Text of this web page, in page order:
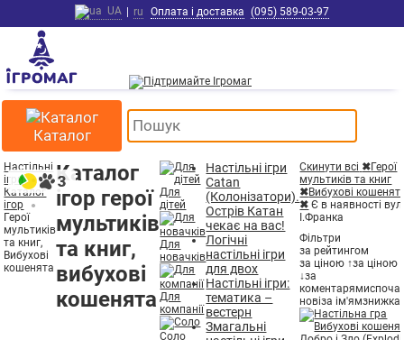
UA | ru Оплата і доставка (095) 589-03-97
Каталог
Настільні
ігри
Каталог
ігор
Герої
мультиків
та книг,
Вибухові
кошенята
Каталог
ігор герої
мультиків
та книг,
вибухові
кошенята
Для
дітей
Для
новачків
Для
компанії
Соло
Настільні ігри
Catan
(Колонізатори).
Острів Катан
чекає на вас!
Логічні
настільні ігри
для двох
Настільні ігри:
тематика –
вестерн
Змагальні
Скинути всі ✖Герої
мультиків та книг
✖Вибухові
✖ Є в наявності
І.Франка
Фільтри
за рейтингом
за ціною ↑за ціною
↓за
коментарями
новіза ім'ямзнижка